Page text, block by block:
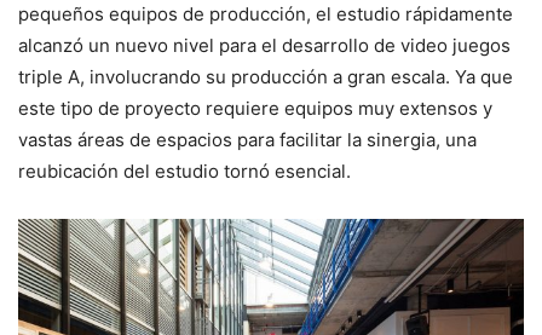
pequeños equipos de producción, el estudio rápidamente
alcanzó un nuevo nivel para el desarrollo de video juegos
triple A, involucrando su producción a gran escala. Ya que
este tipo de proyecto requiere equipos muy extensos y
vastas áreas de espacios para facilitar la sinergia, una
reubicación del estudio tornó esencial.